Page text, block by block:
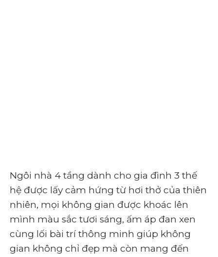
Ngôi nhà 4 tầng dành cho gia đình 3 thế
hệ được lấy cảm hứng từ hơi thở của thiên
nhiên, mọi không gian được khoác lên
mình màu sắc tươi sáng, ấm áp đan xen
cùng lối bài trí thông minh giúp không
gian không chỉ đẹp mà còn mang đến